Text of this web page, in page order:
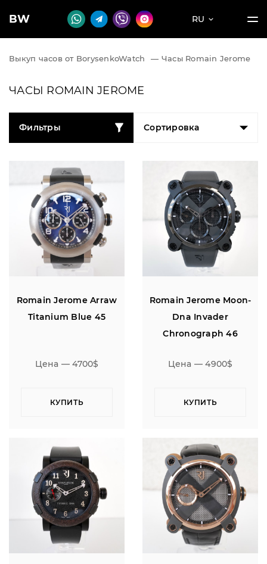
BW RU
Выкуп часов от BorysenkoWatch — Часы Romain Jerome
ЧАСЫ ROMAIN JEROME
Фильтры Сортировка
Romain Jerome Arraw
Titanium Blue 45
Цена — 4700$
КУПИТЬ
Romain Jerome Moon-
Dna Invader
Chronograph 46
Цена — 4900$
КУПИТЬ